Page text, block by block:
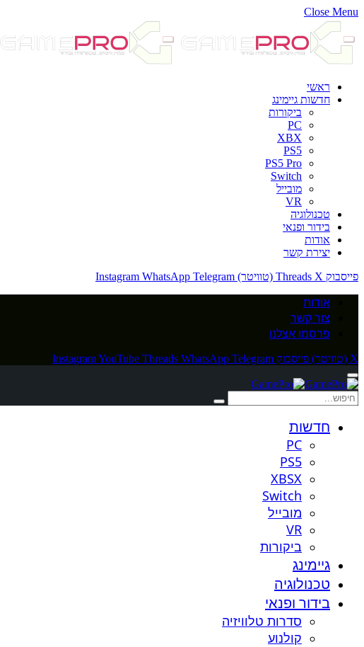
Close Menu
ראשי
חדשות גיימינג
ביקורות
PC
XBX
PS5
PS5 Pro
Switch
מובייל
VR
טכנולוגיה
בידור ופנאי
אודות
יצירת קשר
פייסבוק
Threads X (טוויטר) Instagram WhatsApp Telegram
אודות
צור קשר
פרסמו אצלנו
X (טוויטר) פייסבוק InstagramYouTube Threads WhatsApp Telegram
חדשות
PC
PS5
XBSX
Switch
מובייל
VR
ביקורות
גיימינג
טכנולוגיה
בידור ופנאי
סדרות טלוויזיה
קולנוע